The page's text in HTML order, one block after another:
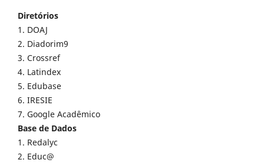
Diretórios
1. DOAJ
2. Diadorim9
3. Crossref
4. Latindex
5. Edubase
6. IRESIE
7. Google Acadêmico
Base de Dados
1. Redalyc
2. Educ@